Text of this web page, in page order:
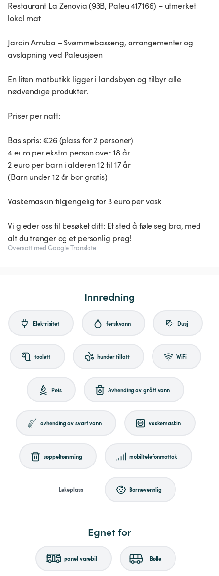
Restaurant La Zenovia (93B, Paleu 417166) – utmerket
lokal mat
Jardin Arruba – Svømmebasseng, arrangementer og
avslapning ved Paleusjøen
En liten matbutikk ligger i landsbyen og tilbyr alle
nødvendige produkter.
Priser per natt:
Basispris: €26 (plass for 2 personer)
4 euro per ekstra person over 18 år
2 euro per barn i alderen 12 til 17 år
(Barn under 12 år bor gratis)
Vaskemaskin tilgjengelig for 3 euro per vask
Vi gleder oss til besøket ditt: Et sted å føle seg bra, med
alt du trenger og et personlig preg!
Oversatt med Google Translate
Innredning
Elektrisitet ferskvann Dusj
toalett hunder tillatt WiFi
Peis Avhending av grått vann
avhending av svart vann vaskemaskin
søppeltømming mobiltelefonmottak
Lekeplass Barnevennlig
Egnet for
panel varebil Bølle